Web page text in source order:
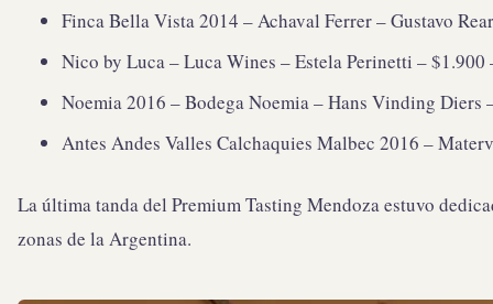
Finca Bella Vista 2014 – Achaval Ferrer – Gustavo
Nico by Luca – Luca Wines – Estela Perinetti – $1.900
Noemia 2016 – Bodega Noemia – Hans Vinding Diers
Antes Andes Valles Calchaquies Malbec 2016 –
La última tanda del Premium Tasting Mendoza estuvo
zonas de la Argentina.